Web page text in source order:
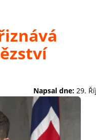
Napsal dne: 29.